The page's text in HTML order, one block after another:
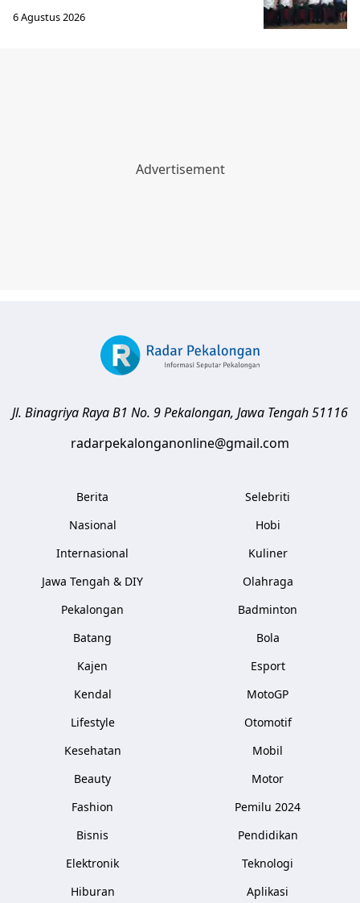
6 Agustus 2026
Jl. Binagriya Raya B1 No. 9Pekalongan, Jawa Tengah51116
radarpekalonganonline@gmail.com
Berita
Nasional
Internasional
Jawa Tengah & DIY
Pekalongan
Batang
Kajen
Kendal
Lifestyle
Kesehatan
Beauty
Fashion
Bisnis
Elektronik
Hiburan
Selebriti
Hobi
Kuliner
Olahraga
Badminton
Bola
Esport
MotoGP
Otomotif
Mobil
Motor
Pemilu 2024
Pendidikan
Teknologi
Aplikasi